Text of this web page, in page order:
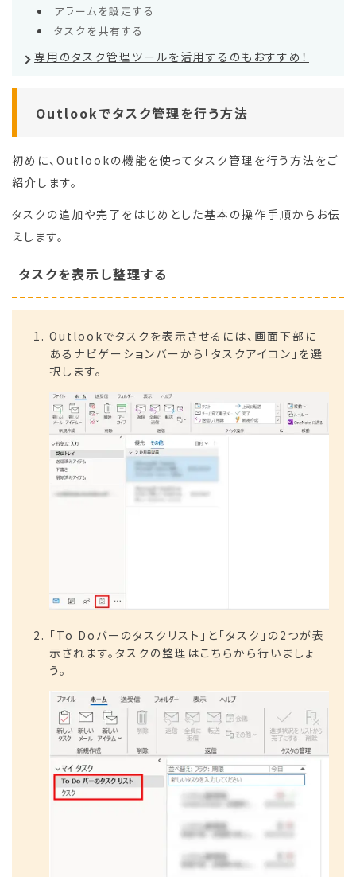
アラームを設定する
タスクを共有する
専用のタスク管理ツールを活用するのもおすすめ！
Outlookでタスク管理を行う方法
初めに、Outlookの機能を使ってタスク管理を行う方法をご
紹介します。
タスクの追加や完了をはじめとした基本の操作手順からお伝
えします。
タスクを表示し整理する
Outlookでタスクを表示させるには、画面下部に
あるナビゲーションバーから「タスクアイコン」を選
択します。
「To Doバーのタスクリスト」と「タスク」の2つが表
示されます。タスクの整理はこちらから行いましょ
う。